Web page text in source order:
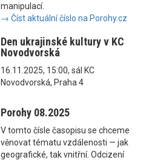
manipulací.
→ Číst aktuální číslo na Porohy.cz
Den ukrajinské kultury v KC
Novodvorská
16.11.2025, 15:00, sál KC
Novodvorská, Praha 4
Porohy 08.2025
V tomto čísle časopisu se chceme
věnovat tématu vzdálenosti — jak
geografické, tak vnitřní. Odcizení